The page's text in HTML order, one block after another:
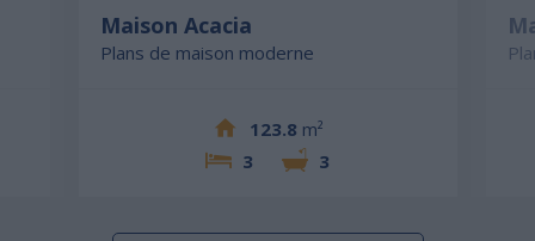
Maison Acacia
Plans de maison moderne
123.8 m²
3
3